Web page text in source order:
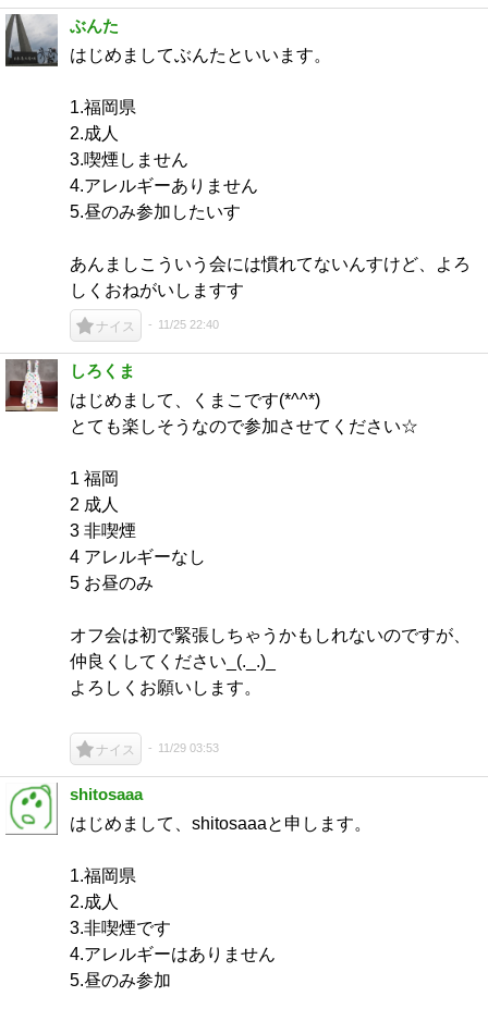
ぶんた
はじめましてぶんたといいます。
1.福岡県
2.成人
3.喫煙しません
4.アレルギーありません
5.昼のみ参加したいす
あんましこういう会には慣れてないんすけど、よろ
しくおねがいしますす
ナイス 11/25 22:40
しろくま
はじめまして、くまこです(*^^*)
とても楽しそうなので参加させてください☆
1 福岡
2 成人
3 非喫煙
4 アレルギーなし
5 お昼のみ
オフ会は初で緊張しちゃうかもしれないのですが、
仲良くしてください_(._.)_
よろしくお願いします。
ナイス 11/29 03:53
shitosaaa
はじめまして、shitosaaaと申します。
1.福岡県
2.成人
3.非喫煙です
4.アレルギーはありません
5.昼のみ参加